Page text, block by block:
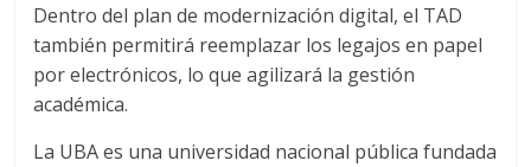
Dentro del plan de modernización digital, el TAD
también permitirá reemplazar los legajos en papel
por electrónicos, lo que agilizará la gestión
académica.
La UBA es una universidad nacional pública fundada